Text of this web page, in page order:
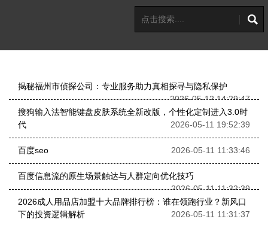
揭秘福州市侦探公司：专业服务助力真相探寻与隐私保护
2026-05-12 14:29:47
搜狗输入法智能键盘皮肤系统全新改版，个性化定制进入3.0时
代
2026-05-11 19:52:39
百度seo 2026-05-11 11:33:46
百度信息流的原生场景触达与人群定向优化技巧
2026-05-11 11:32:39
2026成人用品店加盟十大品牌排行榜：谁在领跑行业？新风口
下的投资逻辑解析
2026-05-11 11:31:37